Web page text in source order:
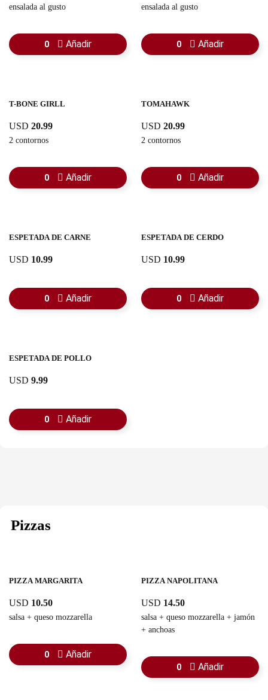
ensalada al gusto
0 Añadir
ensalada al gusto
0 Añadir
T-BONE GIRLL
USD 20.99
2 contornos
0 Añadir
TOMAHAWK
USD 20.99
2 contornos
0 Añadir
ESPETADA DE CARNE
USD 10.99
0 Añadir
ESPETADA DE CERDO
USD 10.99
0 Añadir
ESPETADA DE POLLO
USD 9.99
0 Añadir
Pizzas
PIZZA MARGARITA
USD 10.50
salsa + queso mozzarella
0 Añadir
PIZZA NAPOLITANA
USD 14.50
salsa + queso mozzarella + jamón
+ anchoas
0 Añadir